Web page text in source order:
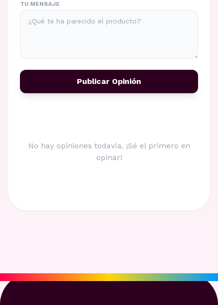
TU MENSAJE
Publicar Opinión
No hay opiniones todavía. ¡Sé el primero en
opinar!